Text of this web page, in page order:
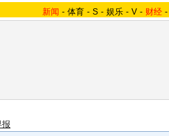
新闻 - 体育 - S - 娱乐 - V - 财经 -
报